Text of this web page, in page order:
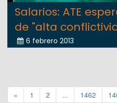
Salarios: ATE
de "alta
6 febrero 2013
« 1 2 ... 1462